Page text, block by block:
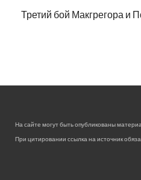
Третий бой Макгрегора и
На сайте могут быть опубликованы
При цитировании ссылка на источник